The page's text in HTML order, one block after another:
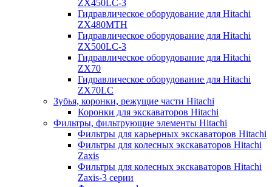
ZX450LC-3
Гидравлическое оборудование для Hitachi
ZX480MTH
Гидравлическое оборудование для Hitachi
ZX500LC-3
Гидравлическое оборудование для Hitachi
ZX70
Гидравлическое оборудование для Hitachi
ZX70LC
Зубья, коронки, режущие части Hitachi
Коронки для экскаваторов Hitachi
Фильтры, фильтрующие элементы Hitachi
Фильтры для карьерных экскаваторов Hitachi
Фильтры для колесных экскаваторов Hitachi
Zaxis
Фильтры для колесных экскаваторов Hitachi
Zaxis-3 серии